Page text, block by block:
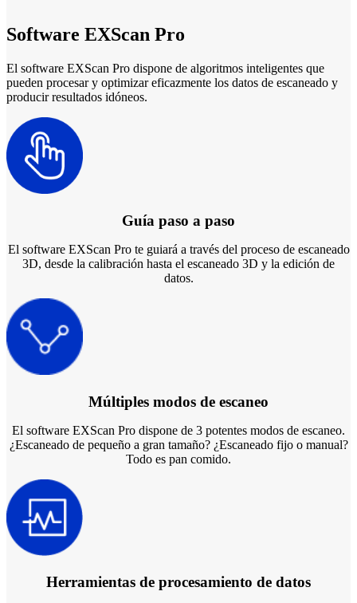
Software EXScan Pro
El software EXScan Pro dispone de algoritmos inteligentes que
pueden procesar y optimizar eficazmente los datos de escaneado y
producir resultados idóneos.
Guía paso a paso
El software EXScan Pro te guiará a través del proceso de escaneado
3D, desde la calibración hasta el escaneado 3D y la edición de
datos.
Múltiples modos de escaneo
El software EXScan Pro dispone de 3 potentes modos de escaneo.
¿Escaneado de pequeño a gran tamaño? ¿Escaneado fijo o manual?
Todo es pan comido.
Herramientas de procesamiento de datos